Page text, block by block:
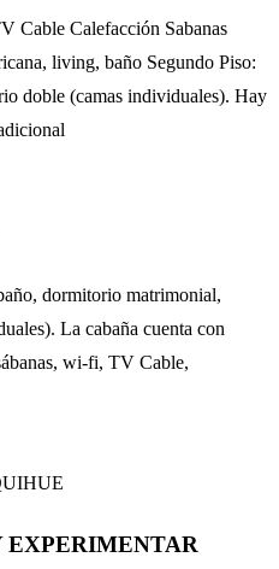
Cable Calefacción Sabanas
living, baño Segundo Piso:
doble (camas individuales). Hay
dormitorio matrimonial,
La cabaña cuenta con
wi-fi, TV Cable,
EXPERIMENTAR